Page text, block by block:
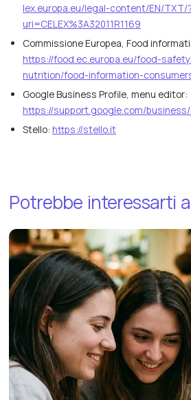
lex.europa.eu/legal-content/EN/TXT/
uri=CELEX%3A32011R1169
Commissione Europea, Food
https://food.ec.europa.eu/food-
nutrition/food-information-
Google Business Profile, menu editor:
https://support.google.com/
Stello: https://stello.it
Potrebbe interessarti